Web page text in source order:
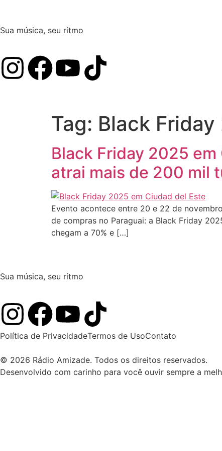
Sua música, seu rítmo
Tag: Black
Black Friday 2025
atrai mais de 200 mil
Evento acontece entre 20 e 22 de
de compras no Paraguai: a Black Friday
chegam a 70% e […]
Sua música, seu rítmo
Política de PrivacidadeTermos de UsoContato
© 2026 Rádio Amizade. Todos os direitos reservados.
Desenvolvido com carinho para você ouvir sempre a